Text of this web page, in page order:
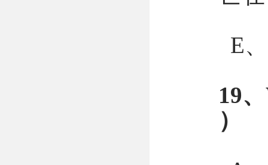
E
19
）